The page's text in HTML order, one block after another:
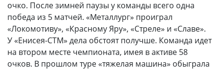
очко. После зимней паузы у команды всего одна
победа из 5 матчей. «Металлург» проиграл
«Локомотиву», «Красному Яру», «Стреле» и «Славе».
У «Енисея-СТМ» дела обстоят получше. Команда идет
на втором месте чемпионата, имея в активе 58
очков. В прошлом туре «тяжелая машина» обыграла